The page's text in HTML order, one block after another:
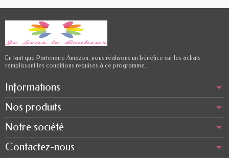
En tant que Partenaire Amazon, nous réalisons un bénéfice sur les achats
remplissant les conditions requises à ce programme.
Informations
Nos produits
Notre société
Contactez-nous